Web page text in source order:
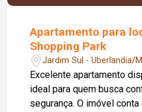
Apartamento para
Shopping Park
Jardim Sul - Uberlandia/
Excelente apartamento
ideal para quem busca
segurança. O imóvel conta